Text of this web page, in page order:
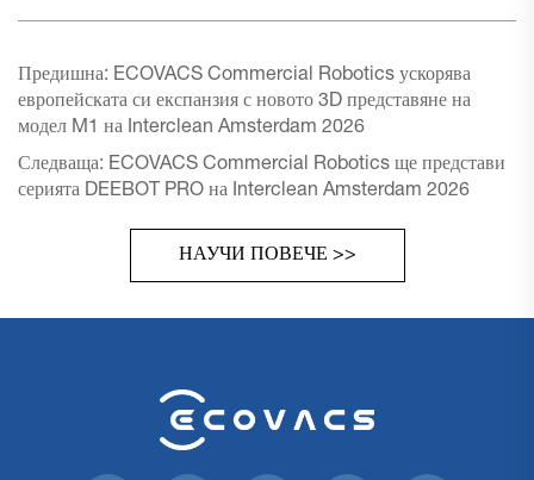
Предишна: ECOVACS Commercial Robotics ускорява
европейската си експанзия с новото 3D представяне на
модел M1 на Interclean Amsterdam 2026
Следваща: ECOVACS Commercial Robotics ще представи
серията DEEBOT PRO на Interclean Amsterdam 2026
НАУЧИ ПОВЕЧЕ >>